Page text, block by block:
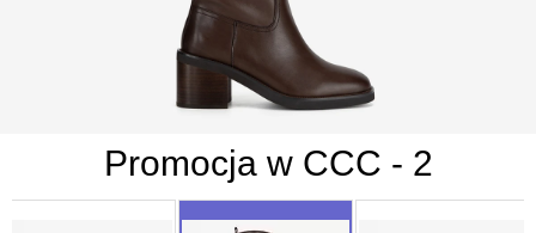
Promocja w CCC - 2